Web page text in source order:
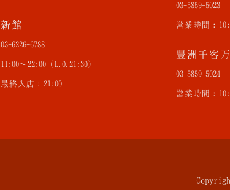
新館
03-6226-6788
11:00〜22:00（L.O.21:30）
最終入店：21:00
03-5859-5023
営業時間：
豊洲千客
03-5859-5024
営業時間：